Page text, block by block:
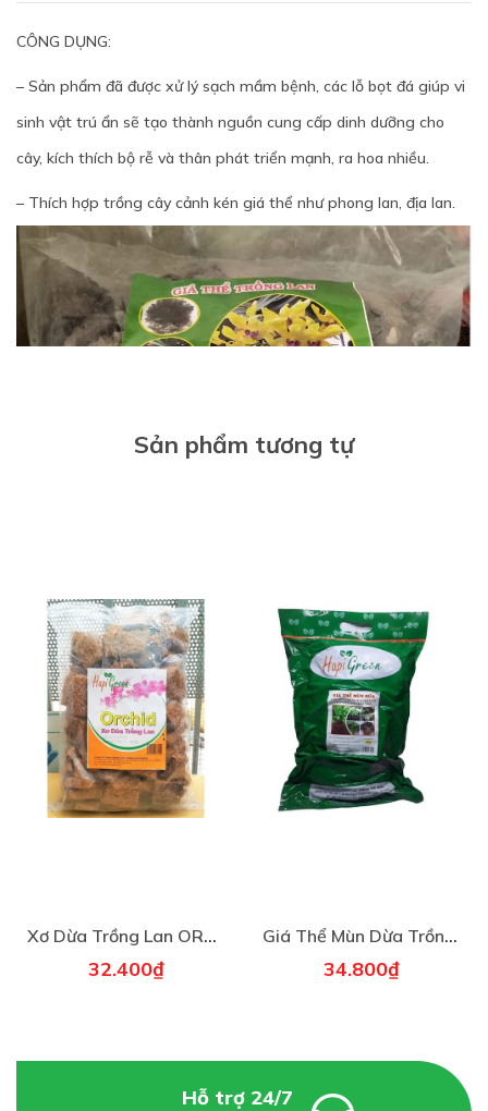
CÔNG DỤNG:
– Sản phẩm đã được xử lý sạch mầm bệnh, các lỗ bọt đá giúp vi
sinh vật trú ẩn sẽ tạo thành nguồn cung cấp dinh dưỡng cho
cây, kích thích bộ rễ và thân phát triển mạnh, ra hoa nhiều.
– Thích hợp trồng cây cảnh kén giá thể như phong lan, địa lan.
Sản phẩm tương tự
Xơ Dừa Trồng Lan ORCHID HAPI GREEN - KLT 200g
32.400₫
Giá Thể Mùn Dừa Trồng Rau Mầm Thủy Canh Hapi Green 2kg
34.800₫
Hỗ trợ 24/7